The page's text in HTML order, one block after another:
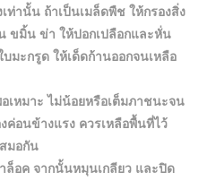
ท่านั้น ถ้าเป็นเมล็ดพืช ให้กรองสิ่ง
ขมิ้น ข่า ให้ปอกเปลือกและหั่น
มะกรูด ให้เด็ดก้านออกจนเหลือ
เหมาะ ไม่น้อยหรือเต็มภาชนะจน
ค่อนข้างแรง ควรเหลือพื้นที่ไว้
มอกัน
ล็อค จากนั้นหมุนเกลียว และปิด